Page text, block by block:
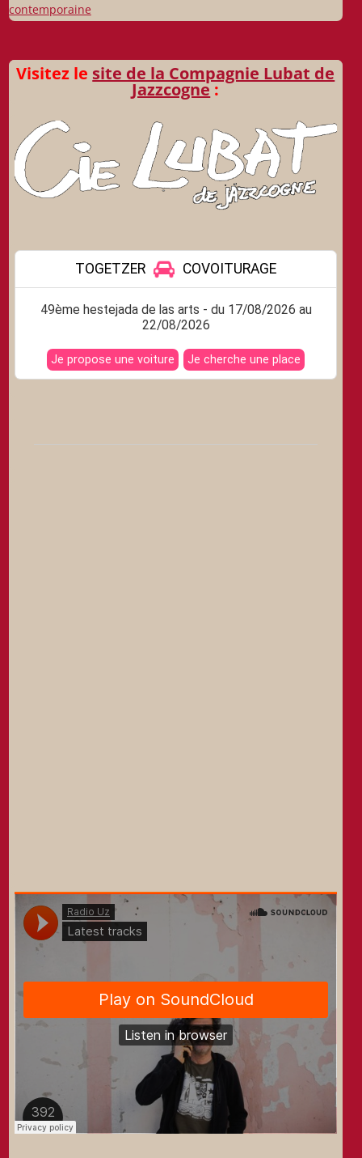
des
contemporaine
Visitez le site de la Compagnie Lubat de
Jazzcogne: